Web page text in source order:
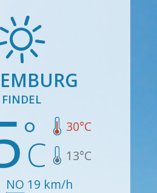
FINDEL
30°C
13°C
NO 19 km/h